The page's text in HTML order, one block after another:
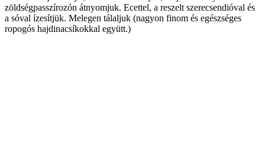
zöldségpasszírozón átnyomjuk. Ecettel, a reszelt szerecsendióval és
a sóval ízesítjük. Melegen tálaljuk (nagyon finom és egészséges
ropogós hajdinacsíkokkal együtt.)